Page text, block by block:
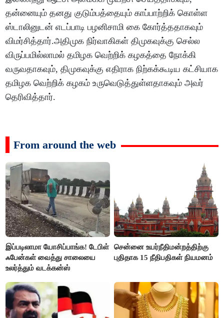
தன்னையும் தனது குடும்பத்தையும் காப்பாற்றிக் கொள்ள
ஸ்டாலினுடன் எடப்பாடி பழனிசாமி கை கோர்த்ததாகவும்
விமர்சித்தார்.அதிமுக நிர்வாகிகள் திமுகவுக்கு செல்ல
விருப்பமில்லாமல் தமிழக வெற்றிக் கழகத்தை நோக்கி
வருவதாகவும், திமுகவுக்கு எதிராக நிற்கக்கூடிய கட்சியாக
தமிழக வெற்றிக் கழகம் உருவெடுத்துள்ளதாகவும் அவர்
தெரிவித்தார்.
From around the web
இப்படிலாமா யோசிப்பாங்க! டேபிள்
ஃபேன்கள் வைத்து சாலையை
உலர்த்தும் வடக்கன்ஸ்
சென்னை உயர்நீதிமன்றத்திற்கு
புதிதாக 15 நீதிபதிகள் நியமனம்